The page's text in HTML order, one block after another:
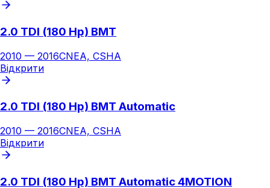
2.0 TDI (180 Hp) BMT
2010 — 2016CNEA, CSHA
Відкрити
2.0 TDI (180 Hp) BMT Automatic
2010 — 2016CNEA, CSHA
Відкрити
2.0 TDI (180 Hp) BMT Automatic 4MOTION